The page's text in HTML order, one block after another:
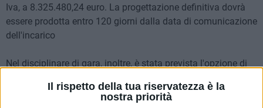
Il rispetto della tua riservatezza è la
nostra priorità
Iva, a 8.325.480,24 euro. La progettazione definitiva dovrà
essere prodotta entro 120 giorni dalla data di comunicazione
dell'incarico
Nel disciplinare di gara, inoltre, è stata prevista l'opzione di
per un importo, al netto di Iva, di euro 1.482.218,90.